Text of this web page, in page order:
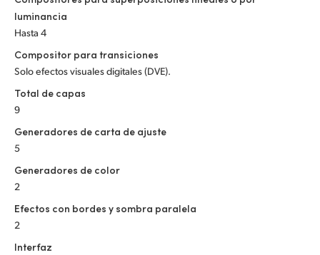
luminancia
Hasta 4
Compositor para transiciones
Solo efectos visuales digitales (DVE).
Total de capas
9
Generadores de carta de ajuste
5
Generadores de color
2
Efectos con bordes y sombra paralela
2
Interfaz